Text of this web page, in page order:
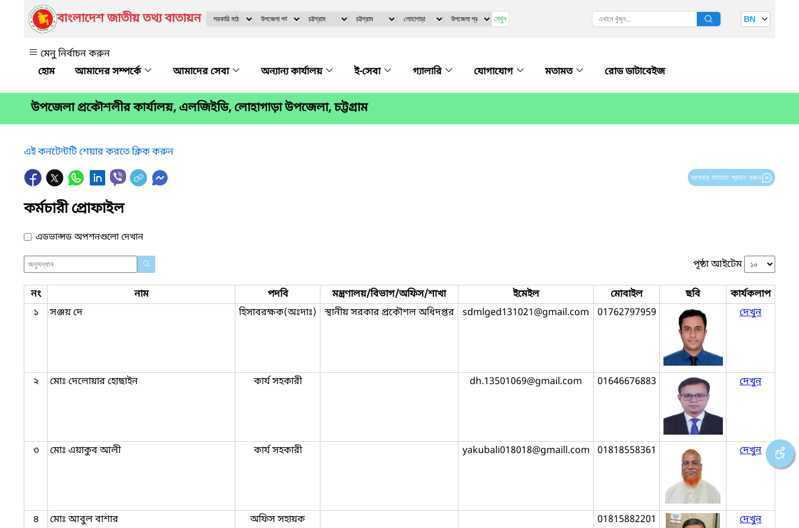
বাংলাদেশ জাতীয় তথ্য বাতায়ন দেখুন BN
মেনু নির্বাচন করুন
আমাদের সম্পর্কে
আমাদের সেবা অন্যান্য কার্যালয় ই-সেবা গ্যালারি যোগাযোগ মতামত রোড ডাটাবেইজ
উপজেলা প্রকৌশলীর কার্যালয়, এলজিইডি, লোহাগাড়া উপজেলা, চট্টগ্রাম
এই কনটেন্টটি শেয়ার করতে ক্লিক করুন
আপনার মতামত প্রদান করুন
কর্মচারী প্রোফাইল
এডভান্সড অপশনগুলো দেখান
পৃষ্ঠা আইটেম
নং নাম পদবি মন্ত্রণালয়/বিভাগ/অফিস/শাখা ইমেইল মোবাইল ছবি
কার্যকলাপ
১
সঞ্জয় দে হিসাবরক্ষক(অঃদাঃ) স্থানীয় সরকার প্রকৌশল অধিদপ্তর sdmlged131021@gmail.com 01762797959 দেখুন
২ মোঃ দেলোয়ার হোছাইন কার্য সহকারী dh.13501069@gmail.com 01646676883 দেখুন
৩ মোঃ এয়াকুব আলী কার্য সহকারী yakubali018018@gmaill.com 01818558361 দেখুন
৪ মোঃ আবুল বাশার অফিস সহায়ক 01815882201 দেখুন